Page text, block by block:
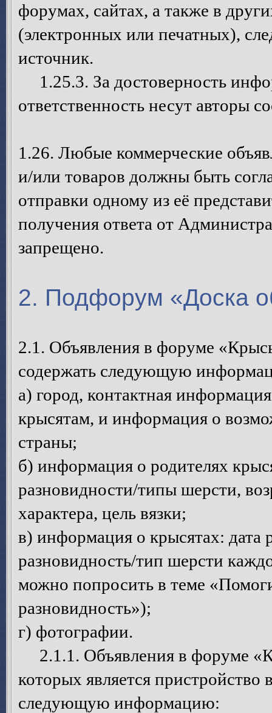
форумах, сайтах, а также в
(электронных или печатных),
источник.
1.25.3. За достоверность
ответственность несут авторы
1.26. Любые коммерческие
и/или товаров должны быть
отправки одному из её
получения ответа от
запрещено.
2. Подфорум «Доска
2.1. Объявления в форуме
содержать следующую
а) город, контактная
крысятам, и информация о
страны;
б) информация о родителях
разновидности/типы шерсти,
характера, цель вязки;
в) информация о крысятах: дата
разновидность/тип шерсти
можно попросить в теме
разновидность»);
г) фотографии.
2.1.1. Объявления в форуме
которых является
следующую информацию: